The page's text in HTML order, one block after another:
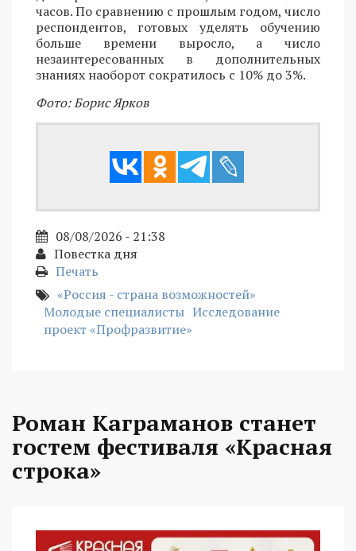
часов. По сравнению с прошлым годом, число
респондентов, готовых уделять обучению
больше времени выросло, а число
незаинтересованных в дополнительных
знаниях наоборот сократилось с 10% до 3%.
Фото: Борис Ярков
08/08/2026 - 21:38
Повестка дня
Печать
«Россия - страна возможностей»
Молодые специалисты Исследование
проект «Профразвитие»
Роман Каграманов станет
гостем фестиваля «Красная
строка»